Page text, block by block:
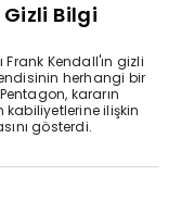
Bilgi
Frank Kendall'ın gizli
herhangi bir
kararın
kabiliyetlerine ilişkin
gösterdi.